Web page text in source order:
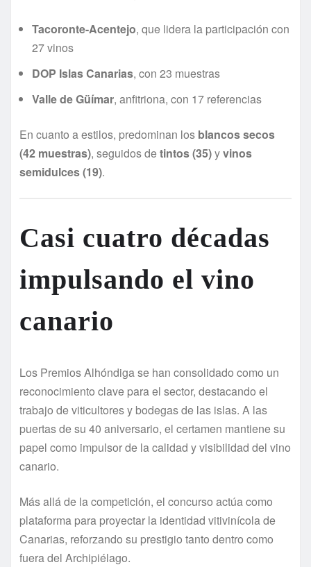
Tacoronte-Acentejo, que lidera la participación con
27 vinos
DOP Islas Canarias, con 23 muestras
Valle de Güímar, anfitriona, con 17 referencias
En cuanto a estilos, predominan los blancos secos
(42 muestras), seguidos detintos (35)yvinos
semidulces (19).
Casi cuatro décadas
impulsando el vino
canario
Los Premios Alhóndiga se han consolidado como un
reconocimiento clave para el sector, destacando el
trabajo de viticultores y bodegas de las islas. A las
puertas de su 40 aniversario, el certamen mantiene su
papel como impulsor de la calidad y visibilidad del vino
canario.
Más allá de la competición, el concurso actúa como
plataforma para proyectar la identidad vitivinícola de
Canarias, reforzando su prestigio tanto dentro como
fuera del Archipiélago.